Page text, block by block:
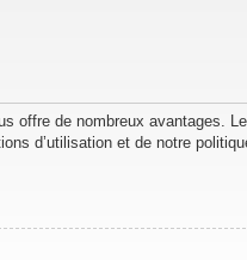
offre de nombreux
d’utilisation et de notre